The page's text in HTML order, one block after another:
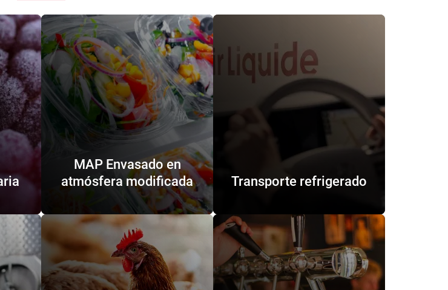
MAP Envasado en
atmósfera modificada
Transporte refrigerado